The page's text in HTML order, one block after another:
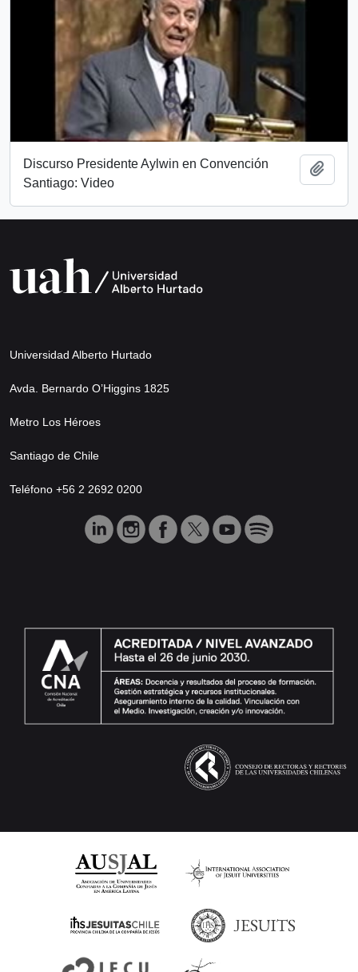
Discurso Presidente Aylwin en Convención
Santiago: Video
Universidad Alberto Hurtado
Avda. Bernardo O’Higgins 1825
Metro Los Héroes
Santiago de Chile
Teléfono +56 2 2692 0200